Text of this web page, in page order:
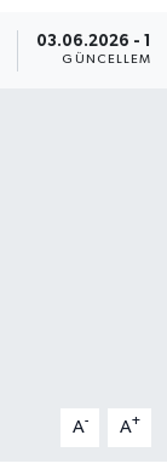
03.06.2026 -
GÜNCELLEME
A- A+